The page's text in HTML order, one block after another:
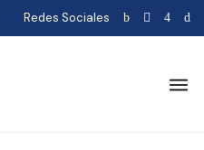
Redes Sociales